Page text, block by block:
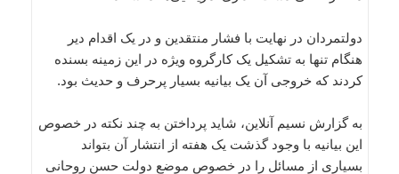
دولتمردان در نهایت با فشار منتقدین و در یک اقدام دیر
هنگام تنها به تشکیل یک کارگروه ویژه در این زمینه بسنده
کردند که خروجی آن یک بیانیه بسیار پرحرف و حدیث بود.
به گزارش نسیم آنلاین، شاید پرداختن به چند نکته در خصوص
این بیانیه با وجود گذشت یک هفته از انتشار آن بتواند
بسیاری از مسائل را در خصوص موضع دولت حسن روحانی